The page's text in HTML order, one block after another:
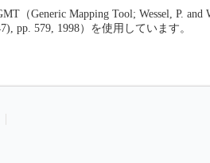
（Generic Mapping Tool; Wessel, P. and
pp. 579, 1998）を使用しています。